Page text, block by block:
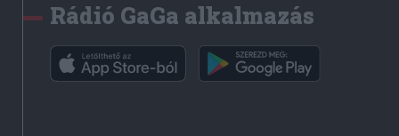
Rádió GaGa alkalmazás